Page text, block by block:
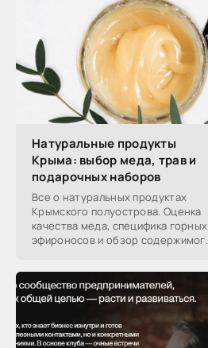
Натуральные продукты
Крыма: выбор меда, трав и
подарочных наборов
Все о натуральных продуктах
Крымского полуострова. Оценка
качества меда, специфика горных
эфироносов и обзор содержимого